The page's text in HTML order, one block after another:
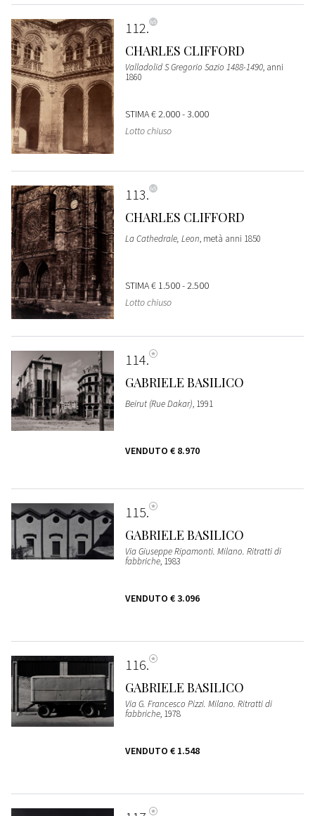
112
CHARLES CLIFFORD
Valladolid S Gregorio Sazio 1488-1490, anni
1860
STIMA€ 2.000 - 3.000
Lotto chiuso
113
CHARLES CLIFFORD
La Cathedrale, Leon, metà anni 1850
STIMA€ 1.500 - 2.500
Lotto chiuso
114
GABRIELE BASILICO
Beirut (Rue Dakar), 1991
VENDUTO € 8.970
115
GABRIELE BASILICO
Via Giuseppe Ripamonti. Milano. Ritratti di
fabbriche, 1983
VENDUTO € 3.096
116
GABRIELE BASILICO
Via G. Francesco Pizzi. Milano. Ritratti di
fabbriche, 1978
VENDUTO € 1.548